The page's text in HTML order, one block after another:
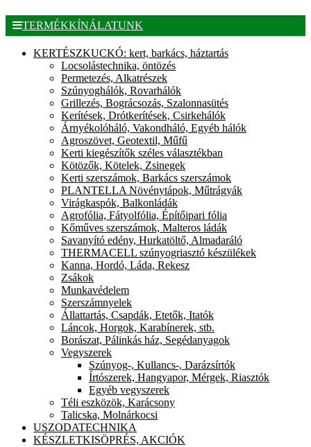
TERMÉKKÍNÁLATUNK
KERTÉSZKUCKÓ: kert, barkács, háztartás
Locsolástechnika, öntözés
Permetezés, Alkatrészek
Szúnyoghálók, Rovarhálók
Grillezés, Bográcsozás, Szalonnasütés
Kerítések, Drótkerítések, Csirkehálók
Árnyékolóháló, Vakondháló, Egyéb hálók
Agroszövet, Geotextil, Műfű
Kerti kiegészítők széles választékban
Kötözők, Kötelek, Zsinegek
Kerti szerszámok, Barkács szerszámok
PLANTELLA Növénytápok, Műtrágyák
Virágkaspók, Balkonládák
Agrofólia, Fátyolfólia, Építőipari fólia
Kőműves szerszámok, Malteros ládák
Savanyító edény, Hurkatöltő, Almadaráló
THERMACELL szúnyogriasztó készülékek
Kanna, Hordó, Láda, Rekesz
Zsákok
Munkavédelem
Szerszámnyelek
Állattartás, Csapdák, Etetők, Itatók
Láncok, Horgok, Karabínerek, stb.
Borászat, Pálinkás ház, Segédanyagok
Vegyszerek
Szúnyog-, Kullancs-, Darázsírtók
Írtószerek, Hangyapor, Mérgek, Riasztók
Egyéb vegyszerek
Téli eszközök, Karácsony
Talicska, Molnárkocsi
USZODATECHNIKA
KÉSZLETKISÖPRÉS, AKCIÓK